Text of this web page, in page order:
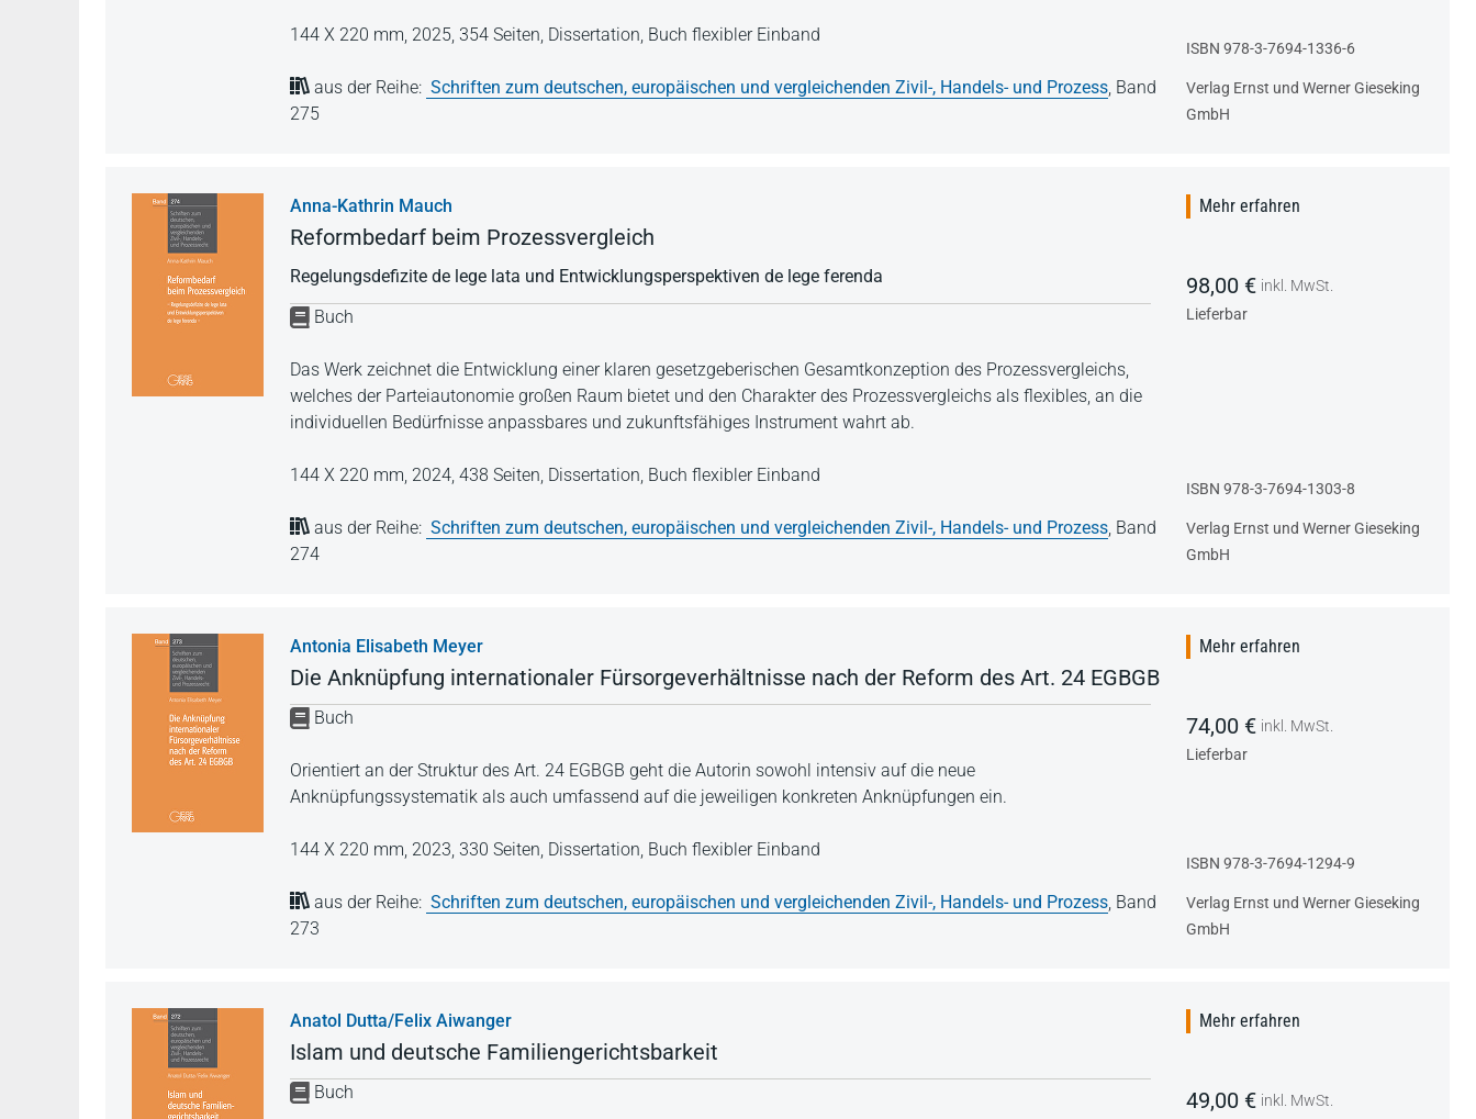
144 X 220 mm, 2025, 354 Seiten, Dissertation, Buch flexibler Einband
aus der Reihe: Schriften zum deutschen, europäischen und vergleichenden Zivil-, Handels- und Prozess, Band
275
ISBN 978-3-7694-1336-6
Verlag Ernst und Werner Gieseking
GmbH
Anna-Kathrin Mauch
Reformbedarf beim Prozessvergleich
Regelungsdefizite de lege lata und Entwicklungsperspektiven de lege ferenda
Buch
Das Werk zeichnet die Entwicklung einer klaren gesetzgeberischen Gesamtkonzeption des Prozessvergleichs,
welches der Parteiautonomie großen Raum bietet und den Charakter des Prozessvergleichs als flexibles, an die
individuellen Bedürfnisse anpassbares und zukunftsfähiges Instrument wahrt ab.
144 X 220 mm, 2024, 438 Seiten, Dissertation, Buch flexibler Einband
aus der Reihe: Schriften zum deutschen, europäischen und vergleichenden Zivil-, Handels- und Prozess, Band
274
Mehr erfahren
98,00 € inkl. MwSt.
Lieferbar
ISBN 978-3-7694-1303-8
Verlag Ernst und Werner Gieseking
GmbH
Antonia Elisabeth Meyer
Die Anknüpfung internationaler Fürsorgeverhältnisse nach der Reform des Art. 24 EGBGB
Buch
Orientiert an der Struktur des Art. 24 EGBGB geht die Autorin sowohl intensiv auf die neue
Anknüpfungssystematik als auch umfassend auf die jeweiligen konkreten Anknüpfungen ein.
144 X 220 mm, 2023, 330 Seiten, Dissertation, Buch flexibler Einband
aus der Reihe: Schriften zum deutschen, europäischen und vergleichenden Zivil-, Handels- und Prozess, Band
273
Mehr erfahren
74,00 € inkl. MwSt.
Lieferbar
ISBN 978-3-7694-1294-9
Verlag Ernst und Werner Gieseking
GmbH
Anatol Dutta/Felix Aiwanger
Islam und deutsche Familiengerichtsbarkeit
Buch
Mehr erfahren
49,00 € inkl. MwSt.